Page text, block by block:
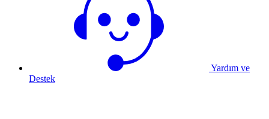
Yardım ve
Destek